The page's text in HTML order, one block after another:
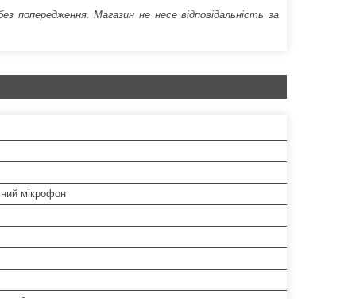
Магазин не несе відповідальність за
мікрофон